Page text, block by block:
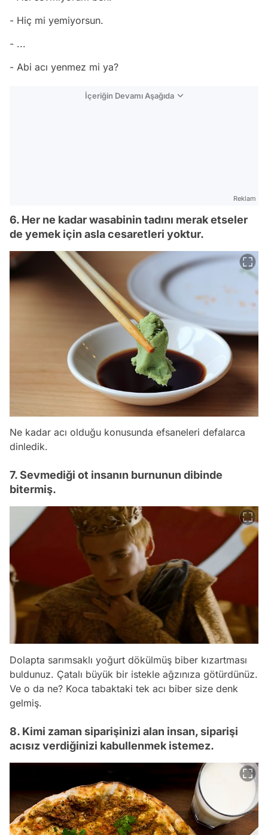
- Hiç mi yemiyorsun.
- ...
- Abi acı yenmez mi ya?
İçeriğin Devamı Aşağıda
Reklam
6. Her ne kadar wasabinin tadını merak etseler
de yemek için asla cesaretleri yoktur.
Ne kadar acı olduğu konusunda efsaneleri defalarca
dinledik.
7. Sevmediği ot insanın burnunun dibinde
bitermiş.
Dolapta sarımsaklı yoğurt dökülmüş biber kızartması
buldunuz. Çatalı büyük bir istekle ağzınıza götürdünüz.
Ve o da ne? Koca tabaktaki tek acı biber size denk
gelmiş.
8. Kimi zaman siparişinizi alan insan, siparişi
acısız verdiğinizi kabullenmek istemez.